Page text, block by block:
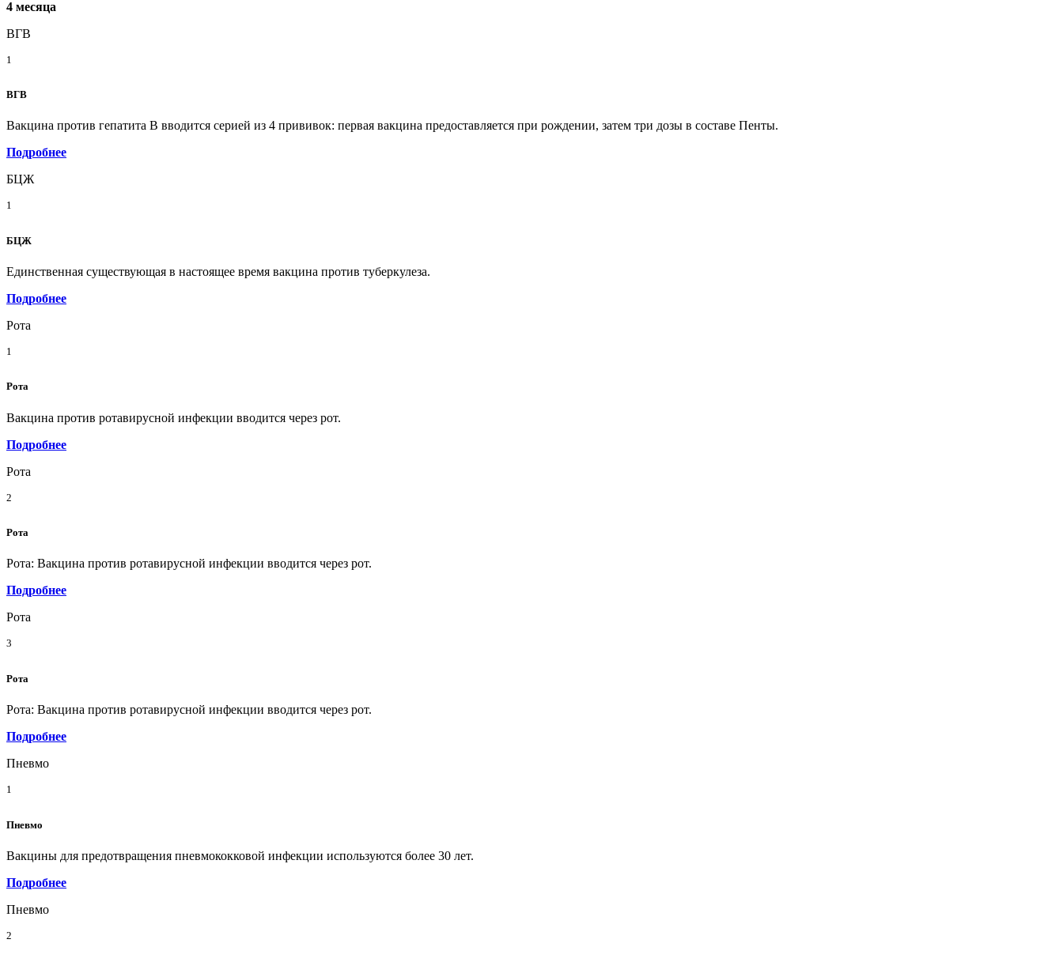
4 месяца
ВГВ
1
ВГВ
Вакцина против гепатита В вводится серией из 4 прививок: первая вакцина предоставляется при рождении, затем три дозы в составе Пенты.
Подробнее
БЦЖ
1
БЦЖ
Единственная существующая в настоящее время вакцина против туберкулеза.
Подробнее
Рота
1
Рота
Вакцина против ротавирусной инфекции вводится через рот.
Подробнее
Рота
2
Рота
Рота: Вакцина против ротавирусной инфекции вводится через рот.
Подробнее
Рота
3
Рота
Рота: Вакцина против ротавирусной инфекции вводится через рот.
Подробнее
Пневмо
1
Пневмо
Вакцины для предотвращения пневмококковой инфекции используются более 30 лет.
Подробнее
Пневмо
2